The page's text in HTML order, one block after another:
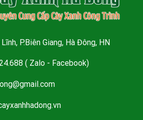
P.Biên Giang, Hà Đông, HN
( Zalo - Facebook)